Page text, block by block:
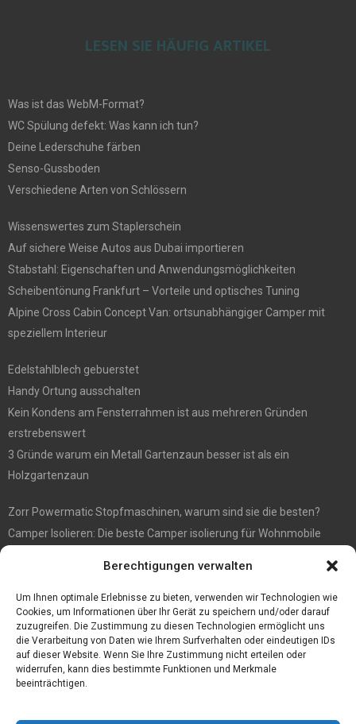
Berechtigungen verwalten
Um Ihnen optimale Erlebnisse zu bieten, verwenden wir Technologien wie
Cookies, um Informationen über Ihr Gerät zu speichern und/oder darauf
zuzugreifen. Die Zustimmung zu diesen Technologien ermöglicht uns
die Verarbeitung von Daten wie Ihrem Surfverhalten oder eindeutigen IDs
auf dieser Website. Wenn Sie Ihre Zustimmung nicht erteilen oder
widerrufen, kann dies bestimmte Funktionen und Merkmale
beeinträchtigen.
LESEN SIE HÄUFIG ARTIKEL
Was ist das WebM-Format?
WC Spülung defekt: Was kann ich tun?
Deine Lederschuhe färben
Senso-Gussboden
Verschiedene Arten von Schlössern
Wissenswertes zum Staplerschein
Auf sichere Weise Autos aus Dubai importieren
Stabstahl: Eigenschaften und Anwendungsmöglichkeiten
Scheibentönung Frankfurt – Vorteile und optisches Tuning
Alpine Cross Cabin Concept Van: ortsunabhängiger Camper mit
speziellem Interieur
Edelstahlblech gebuerstet
Handy Ortung ausschalten
Kein Kondens am Fensterrahmen ist aus mehreren Gründen
erstrebenswert
3 Gründe warum ein Metall Gartenzaun besser ist als ein
Holzgartenzaun
Zorr Powermatic Stopfmaschinen, warum sind sie die besten?
Camper Isolieren: Die beste Camper isolierung für Wohnmobile
Immobilienmakler Gökay Gündüz
Masterarbeit auf Englisch: Anleitung zum Verfassen